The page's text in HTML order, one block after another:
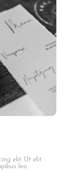
elit. Ut elit
leo.